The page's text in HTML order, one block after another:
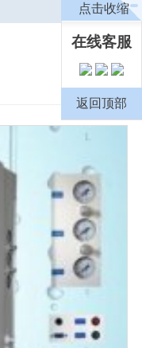
点击收缩
在线客服
返回顶部